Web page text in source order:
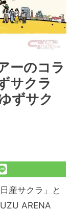
ーのコラ
サクラ
ずサク
産サクラ」と
ARENA